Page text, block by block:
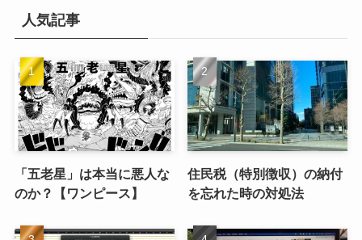
ブ人気記事
「五老星」は本当に悪人な
のか？【ワンピース】
住民税（特別徴収）の納付
を忘れた時の対処法